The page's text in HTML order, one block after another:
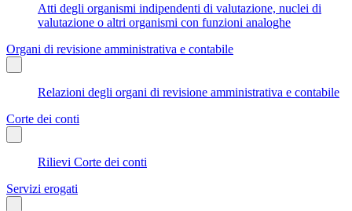
Atti degli organismi indipendenti di valutazione, nuclei di
valutazione o altri organismi con funzioni analoghe
Organi di revisione amministrativa e contabile
Relazioni degli organi di revisione amministrativa e contabile
Corte dei conti
Rilievi Corte dei conti
Servizi erogati